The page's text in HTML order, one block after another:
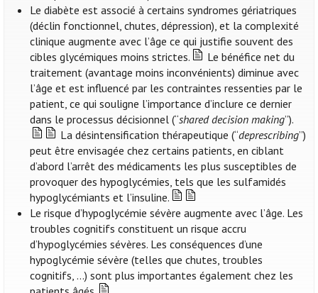
Le diabète est associé à certains syndromes gériatriques
(déclin fonctionnel, chutes, dépression), et la complexité
clinique augmente avec l’âge ce qui justifie souvent des
cibles glycémiques moins strictes.
Le bénéfice net du
traitement (avantage moins inconvénients) diminue avec
l’âge et est influencé par les contraintes ressenties par le
patient, ce qui souligne l’importance d’inclure ce dernier
dans le processus décisionnel (“shared decision making”).
La désintensification thérapeutique (“deprescribing”)
peut être envisagée chez certains patients, en ciblant
d’abord l’arrêt des médicaments les plus susceptibles de
provoquer des hypoglycémies, tels que les sulfamidés
hypoglycémiants et l’insuline.
Le risque d’hypoglycémie sévère augmente avec l’âge. Les
troubles cognitifs constituent un risque accru
d’hypoglycémies sévères. Les conséquences d’une
hypoglycémie sévère (telles que chutes, troubles
cognitifs, …) sont plus importantes également chez les